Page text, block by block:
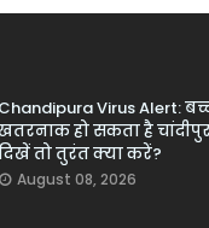
Chandipura Virus Alert:
हो सकता है
तो तुरंत क्या करें?
August 08, 2026